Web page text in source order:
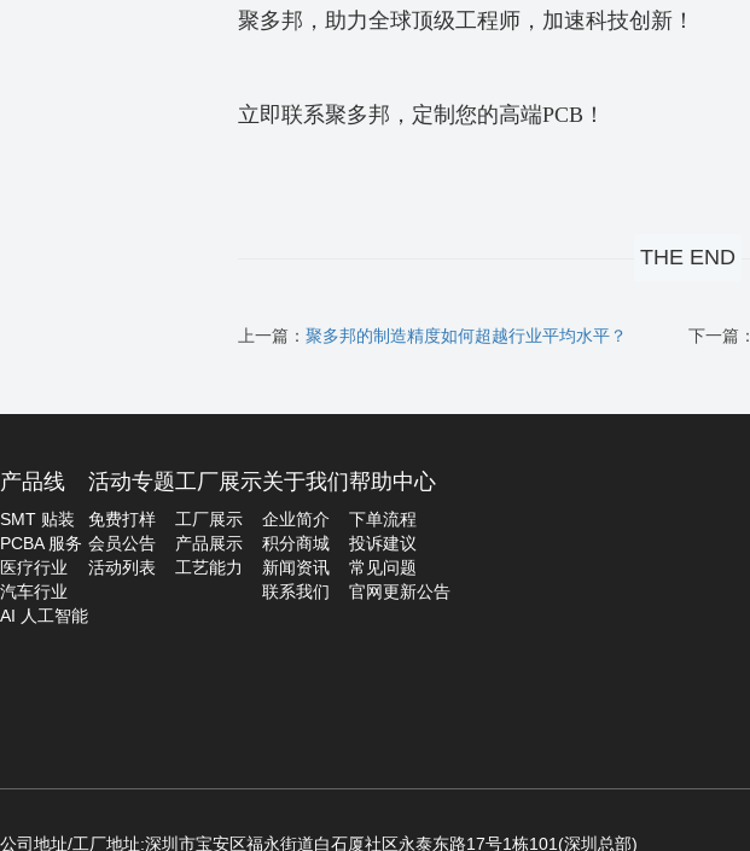
聚多邦，助力全球顶级工程师，加速科技创新！
立即联系聚多邦，定制您的高端PCB！
THE END
上一篇： 聚多邦的制造精度如何超越行业平均水平？ 下一篇：
产品线
SMT 贴装
PCBA 服务
医疗行业
汽车行业
AI 人工智能
活动专题
免费打样
会员公告
活动列表
工厂展示
工厂展示
产品展示
工艺能力
关于我们
企业简介
积分商城
新闻资讯
联系我们
帮助中心
下单流程
投诉建议
常见问题
官网更新公告
公司地址/工厂地址:深圳市宝安区福永街道白石厦社区永泰东路17号1栋101(深圳总部)